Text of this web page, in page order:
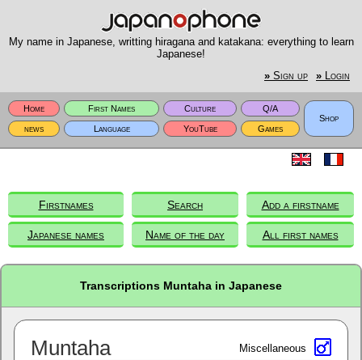
My name in Japanese, writting hiragana and katakana: everything to learn
Japanese!
» Sign up » Login
Home First Names Culture
Q/A
Shop
news
Language YouTube Games
Firstnames Search Add a firstname
Japanese names Name of the day All first names
Transcriptions Muntaha in Japanese
Muntaha Miscellaneous